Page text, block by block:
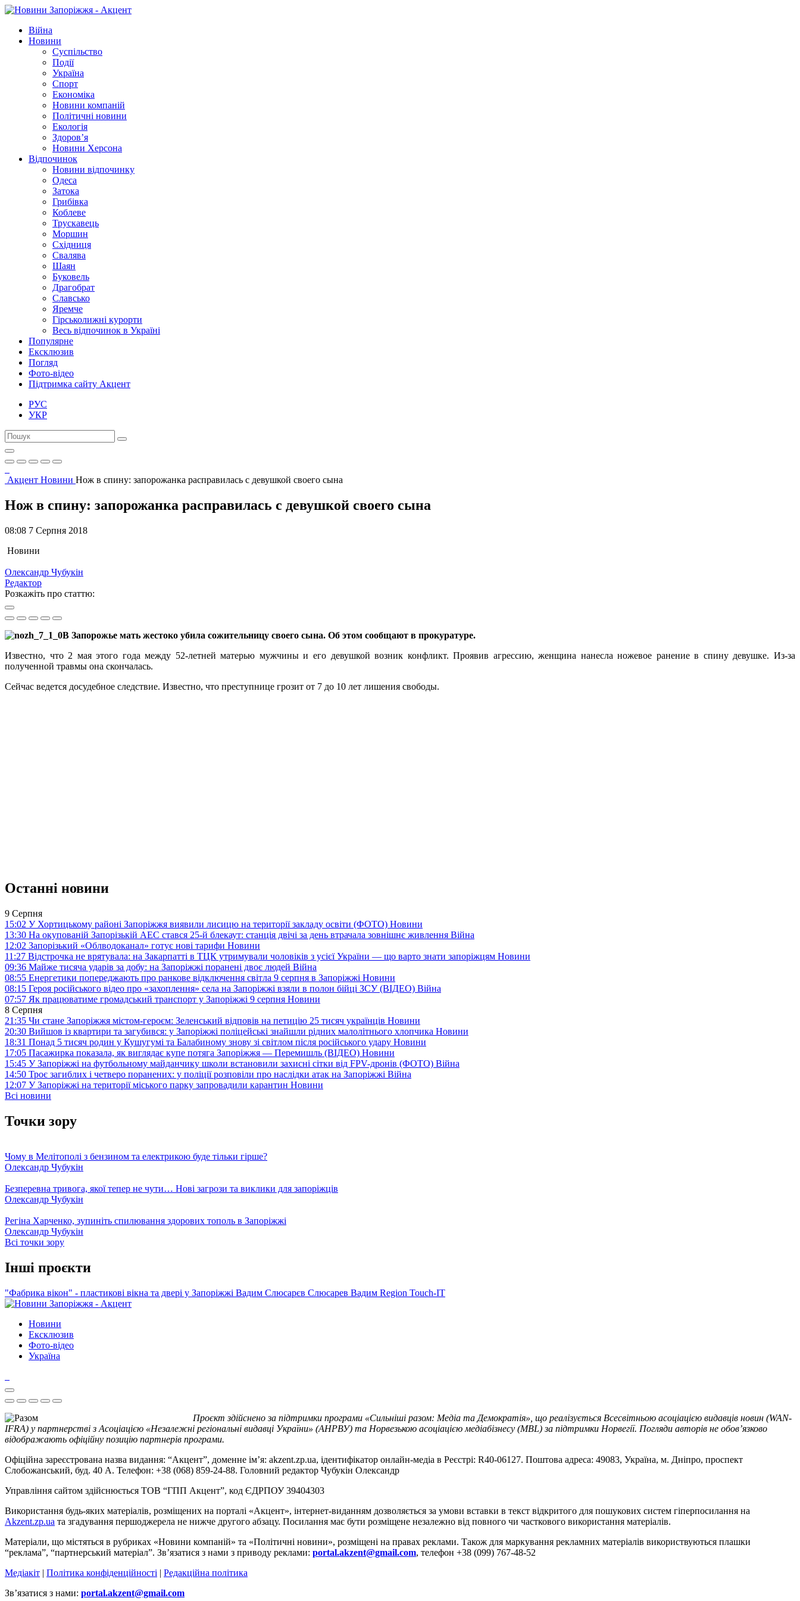
Війна
Новини
Суспільство
Події
Україна
Спорт
Економіка
Новини компаній
Політичні новини
Екологія
Здоров’я
Новини Херсона
Відпочинок
Новини відпочинку
Одеса
Затока
Грибівка
Коблеве
Трускавець
Моршин
Східниця
Свалява
Шаян
Буковель
Драгобрат
Славсько
Яремче
Гірськолижні курорти
Весь відпочинок в Україні
Популярне
Ексклюзив
Погляд
Фото-відео
Підтримка сайту Акцент
РУС
УКР
Акцент Новини Нож в спину: запорожанка расправилась с девушкой своего сына
Нож в спину: запорожанка расправилась с девушкой своего сына
08:08 7 Серпня 2018
Новини
Олександр Чубукін
Редактор
Розкажіть про статтю:
В Запорожье мать жестоко убила сожительницу своего сына. Об этом сообщают в прокуратуре.
Известно, что 2 мая этого года между 52-летней матерью мужчины и его девушкой возник конфликт. Проявив агрессию, женщина нанесла ножевое ранение в спину девушке. Из-за
полученной травмы она скончалась.
Сейчас ведется досудебное следствие. Известно, что преступнице грозит от 7 до 10 лет лишения свободы.
Останні новини
9 Серпня
15:02 У Хортицькому районі Запоріжжя виявили лисицю на території закладу освіти (ФОТО) Новини
13:30 На окупованій Запорізькій АЕС стався 25-й блекаут: станція двічі за день втрачала зовнішнє живлення Війна
12:02 Запорізький «Облводоканал» готує нові тарифи Новини
11:27 Відстрочка не врятувала: на Закарпатті в ТЦК утримували чоловіків з усієї України — що варто знати запоріжцям Новини
09:36 Майже тисяча ударів за добу: на Запоріжжі поранені двоє людей Війна
08:55 Енергетики попереджають про ранкове відключення світла 9 серпня в Запоріжжі Новини
08:15 Героя російського відео про «захоплення» села на Запоріжжі взяли в полон бійці ЗСУ (ВІДЕО) Війна
07:57 Як працюватиме громадський транспорт у Запоріжжі 9 серпня Новини
8 Серпня
21:35 Чи стане Запоріжжя містом-героєм: Зеленський відповів на петицію 25 тисяч українців Новини
20:30 Вийшов із квартири та загубився: у Запоріжжі поліцейські знайшли рідних малолітнього хлопчика Новини
18:31 Понад 5 тисяч родин у Кушугумі та Балабиному знову зі світлом після російського удару Новини
17:05 Пасажирка показала, як виглядає купе потяга Запоріжжя — Перемишль (ВІДЕО) Новини
15:45 У Запоріжжі на футбольному майданчику школи встановили захисні сітки від FPV-дронів (ФОТО) Війна
14:50 Троє загиблих і четверо поранених: у поліції розповіли про наслідки атак на Запоріжжі Війна
12:07 У Запоріжжі на території міського парку запровадили карантин Новини
Всі новини
Точки зору
Чому в Мелітополі з бензином та електрикою буде тільки гірше?
Олександр Чубукін
Безперевна тривога, якої тепер не чути… Нові загрози та виклики для запоріжців
Олександр Чубукін
Регіна Харченко, зупиніть спилювання здорових тополь в Запоріжжі
Олександр Чубукін
Всі точки зору
Інші проєкти
"Фабрика вікон" - пластикові вікна та двері у Запоріжжі Вадим Слюсарєв Слюсарев Вадим Region Touch-IT
Новини
Ексклюзив
Фото-відео
Україна
Проєкт здійснено за підтримки програми «Сильніші разом: Медіа та Демократія», що реалізується Всесвітньою асоціацією видавців новин (WAN-
IFRA) у партнерстві з Асоціацією «Незалежні регіональні видавці України» (АНРВУ) та Норвезькою асоціацією медіабізнесу (MBL) за підтримки Норвегії. Погляди авторів не обов’язково
відображають офіційну позицію партнерів програми.
Офіційна зареєстрована назва видання: “Акцент”, доменне ім’я: akzent.zp.ua, ідентифікатор онлайн-медіа в Реєстрі: R40-06127. Поштова адреса: 49083, Україна, м. Дніпро, проспект
Слобожанський, буд. 40 А. Телефон: +38 (068) 859-24-88. Головний редактор Чубукін Олександр
Управління сайтом здійснюється ТОВ “ГПП Акцент”, код ЄДРПОУ 39404303
Використання будь-яких матеріалів, розміщених на порталі «Акцент», інтернет-виданням дозволяється за умови вставки в текст відкритого для пошукових систем гіперпосилання на
Akzent.zp.ua та згадування першоджерела не нижче другого абзацу. Посилання має бути розміщене незалежно від повного чи часткового використання матеріалів.
Матеріали, що містяться в рубриках «Новини компаній» та «Політичні новини», розміщені на правах реклами. Також для маркування рекламних матеріалів використвуються плашки
“реклама”, “партнерський матеріал”. Зв’язатися з нами з приводу реклами: portal.akzent@gmail.com, телефон +38 (099) 767-48-52
Медіакіт | Політика конфіденційності | Редакційна політика
Зв’язатися з нами: portal.akzent@gmail.com